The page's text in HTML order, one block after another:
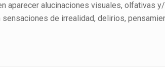
aparecer alucinaciones visuales, olfativas
sensaciones de irrealidad, delirios,